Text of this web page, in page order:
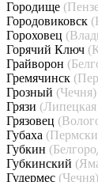
Городище
Городовиковск
Гороховец
Горячий Ключ
Грайворон
Гремячинск
Грозный (Чечня)
Грязи (Липецкая
Грязовец
Губаха
Губкин
Губкинский
Гудермес (Чечня)